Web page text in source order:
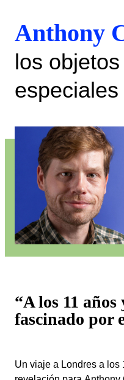
Anthony
los
especiales
“A los 11 años
fascinado por
Un viaje a Londres a los